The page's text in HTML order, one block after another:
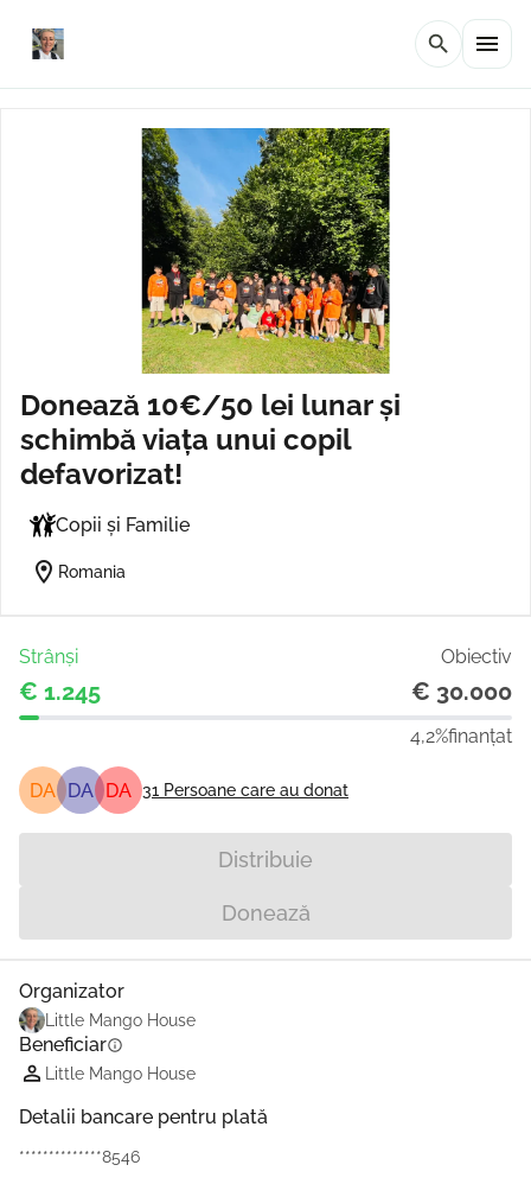
search menu
Donează 10€/50 lei lunar și
schimbă viața unui copil
defavorizat!
Copii și Familie
location_on Romania
Strânși Obiectiv
€ 1.245 € 30.000
4,2%finanțat
DA DA DA 31 Persoane care au donat
Distribuie
Donează
Organizator
Little Mango House
Beneficiarinfo
Little Mango House
Detalii bancare pentru plată
**************8546